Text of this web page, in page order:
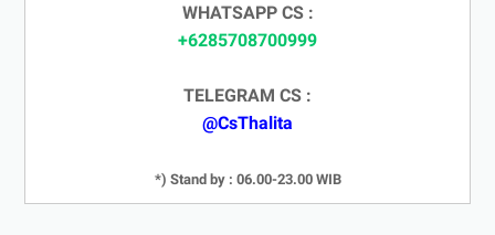
WHATSAPP CS :
+6285708700999
TELEGRAM CS :
@CsThalita
*) Stand by : 06.00-23.00 WIB